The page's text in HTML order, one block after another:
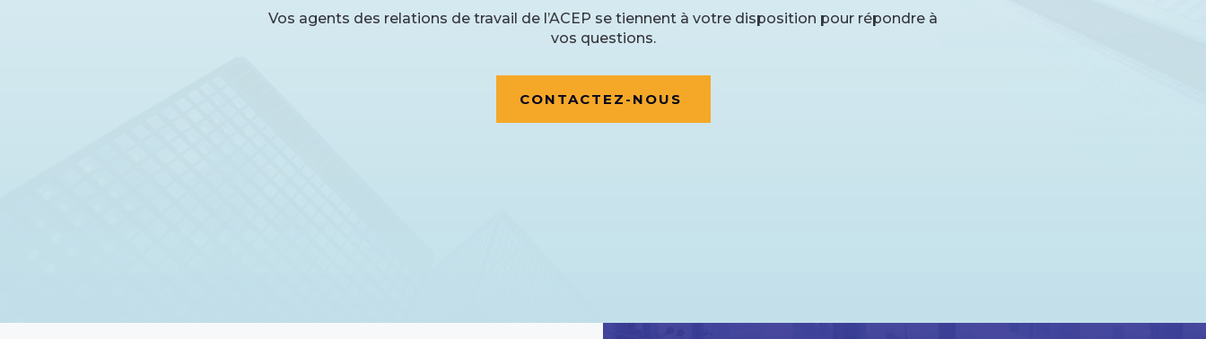
Vos agents des relations de travail de l’ACEP se tiennent à votre disposition pour répondre à
vos questions.
CONTACTEZ-NOUS